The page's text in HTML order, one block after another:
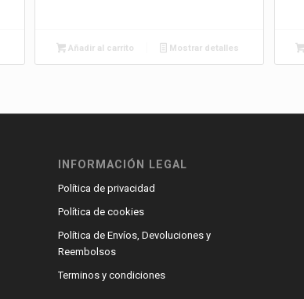
Añadir al carrito Mostrar detalles
INFORMACIÓN LEGAL
Política de privacidad
Política de cookies
Política de Envíos, Devoluciones y
Reembolsos
Terminos y condiciones